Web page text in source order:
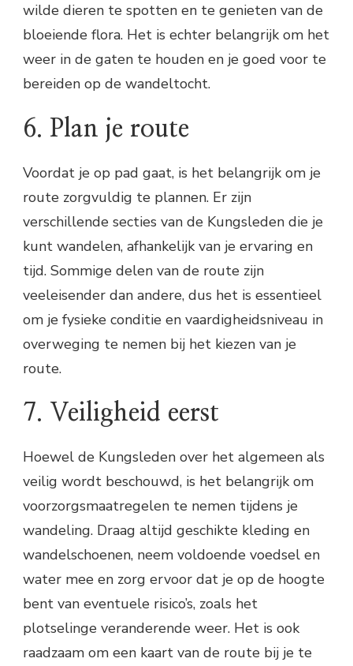
wilde dieren te spotten en te genieten van de
bloeiende flora. Het is echter belangrijk om het
weer in de gaten te houden en je goed voor te
bereiden op de wandeltocht.
6. Plan je route
Voordat je op pad gaat, is het belangrijk om je
route zorgvuldig te plannen. Er zijn
verschillende secties van de Kungsleden die je
kunt wandelen, afhankelijk van je ervaring en
tijd. Sommige delen van de route zijn
veeleisender dan andere, dus het is essentieel
om je fysieke conditie en vaardigheidsniveau in
overweging te nemen bij het kiezen van je
route.
7. Veiligheid eerst
Hoewel de Kungsleden over het algemeen als
veilig wordt beschouwd, is het belangrijk om
voorzorgsmaatregelen te nemen tijdens je
wandeling. Draag altijd geschikte kleding en
wandelschoenen, neem voldoende voedsel en
water mee en zorg ervoor dat je op de hoogte
bent van eventuele risico’s, zoals het
plotselinge veranderende weer. Het is ook
raadzaam om een kaart van de route bij je te